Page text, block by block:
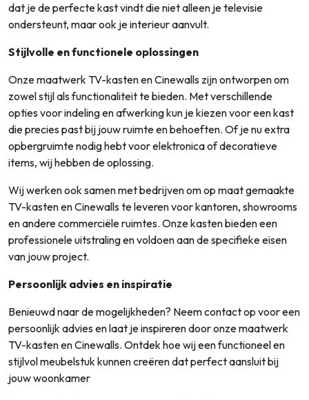
dat je de perfecte kast vindt die niet alleen je televisie
ondersteunt, maar ook je interieur aanvult.
Stijlvolle en functionele oplossingen
Onze maatwerk TV-kasten en Cinewalls zijn ontworpen om
zowel stijl als functionaliteit te bieden. Met verschillende
opties voor indeling en afwerking kun je kiezen voor een kast
die precies past bij jouw ruimte en behoeften. Of je nu extra
opbergruimte nodig hebt voor elektronica of decoratieve
items, wij hebben de oplossing.
Wij werken ook samen met bedrijven om op maat gemaakte
TV-kasten en Cinewalls te leveren voor kantoren, showrooms
en andere commerciële ruimtes. Onze kasten bieden een
professionele uitstraling en voldoen aan de specifieke eisen
van jouw project.
Persoonlijk advies en inspiratie
Benieuwd naar de mogelijkheden? Neem contact op voor een
persoonlijk advies en laat je inspireren door onze maatwerk
TV-kasten en Cinewalls. Ontdek hoe wij een functioneel en
stijlvol meubelstuk kunnen creëren dat perfect aansluit bij
jouw woonkamer